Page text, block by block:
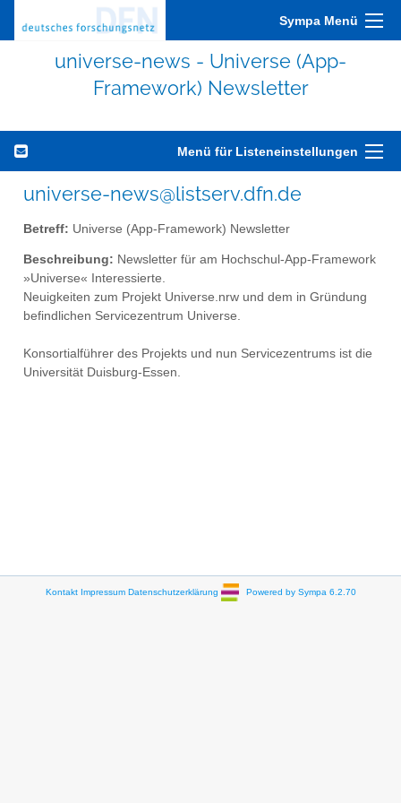
Sympa Menü
universe-news - Universe (App-
Framework) Newsletter
Menü für Listeneinstellungen
universe-news@listserv.dfn.de
Betreff: Universe (App-Framework) Newsletter
Beschreibung: Newsletter für am Hochschul-App-Framework
»Universe« Interessierte.
Neuigkeiten zum Projekt Universe.nrw und dem in Gründung
befindlichen Servicezentrum Universe.
Konsortialführer des Projekts und nun Servicezentrums ist die
Universität Duisburg-Essen.
Kontakt Impressum Datenschutzerklärung Powered by Sympa 6.2.70